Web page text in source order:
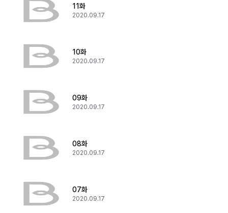
11화
2020.09.17
10화
2020.09.17
09화
2020.09.17
08화
2020.09.17
07화
2020.09.17